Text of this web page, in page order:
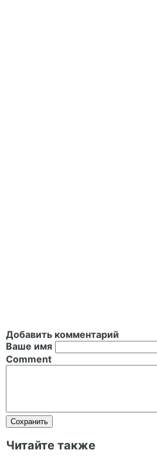
Добавить комментарий
Ваше имя
Comment
Читайте также